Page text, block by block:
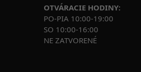
OTVÁRACIE HODINY:
PO-PIA 10:00-19:00
SO 10:00-16:00
NE ZATVORENÉ